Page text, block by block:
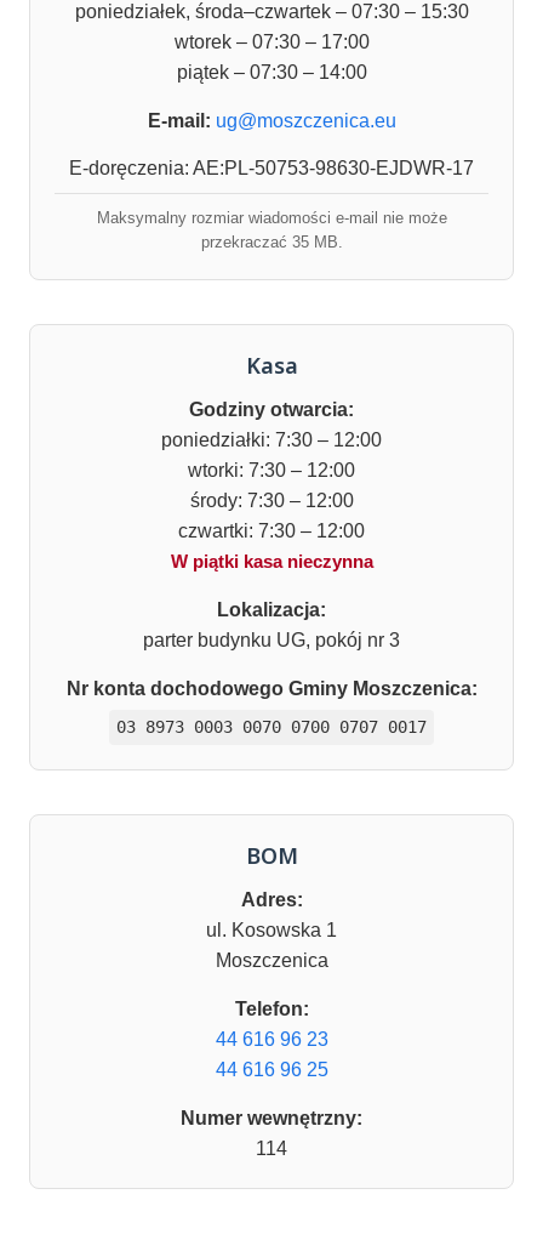
poniedziałek, środa–czwartek – 07:30 – 15:30
wtorek – 07:30 – 17:00
piątek – 07:30 – 14:00
E-mail: ug@moszczenica.eu
E-doręczenia: AE:PL-50753-98630-EJDWR-17
Maksymalny rozmiar wiadomości e-mail nie może
przekraczać 35 MB.
Kasa
Godziny otwarcia:
poniedziałki: 7:30 – 12:00
wtorki: 7:30 – 12:00
środy: 7:30 – 12:00
czwartki: 7:30 – 12:00
W piątki kasa nieczynna
Lokalizacja:
parter budynku UG, pokój nr 3
Nr konta dochodowego Gminy Moszczenica:
03 8973 0003 0070 0700 0707 0017
BOM
Adres:
ul. Kosowska 1
Moszczenica
Telefon:
44 616 96 23
44 616 96 25
Numer wewnętrzny:
114